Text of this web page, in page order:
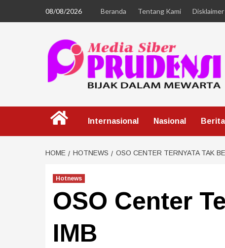
08/08/2026 Beranda Tentang Kami Disklaimer
Internasional Nasional
HOME HOTNEWS OSO CENTER TERNYATA TAK
Hotnews
OSO Center
IMB